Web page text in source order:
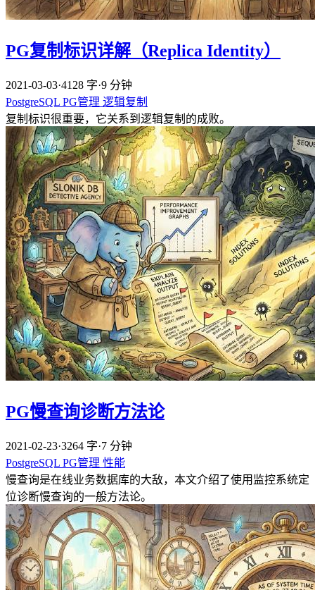
PG复制标识详解（Replica Identity）
2021-03-03·4128 字·9 分钟
PostgreSQL PG管理 逻辑复制
复制标识很重要，它关系到逻辑复制的成败。
PG慢查询诊断方法论
2021-02-23·3264 字·7 分钟
PostgreSQL PG管理 性能
慢查询是在线业务数据库的大敌，本文介绍了使用监控系统定
位诊断慢查询的一般方法论。